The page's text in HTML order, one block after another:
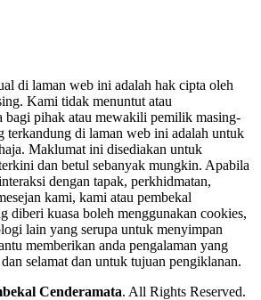
di laman web ini adalah hak cipta oleh
Kami tidak menuntut atau
bagi pihak atau mewakili pemilik masing-
terkandung di laman web ini adalah untuk
Maklumat ini disediakan untuk
dan betul sebanyak mungkin. Apabila
dengan tapak, perkhidmatan,
kami, kami atau pembekal
diberi kuasa boleh menggunakan cookies,
lain yang serupa untuk menyimpan
memberikan anda pengalaman yang
selamat dan untuk tujuan pengiklanan.
Cenderamata. All Rights Reserved.